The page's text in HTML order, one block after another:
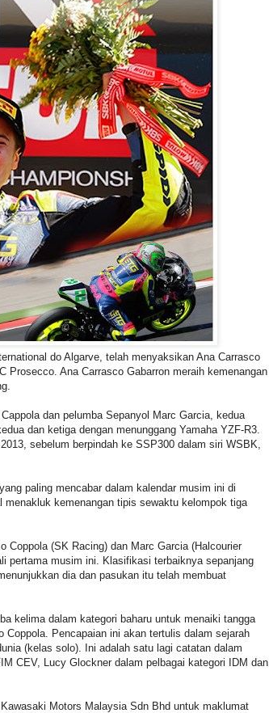
do Algarve, telah menyaksikan Ana Carrasco
Prosecco. Ana Carrasco Gabarron meraih kemenangan
dan pelumba Sepanyol Marc Garcia, kedua
dan ketiga dengan menunggang Yamaha YZF-R3.
sebelum berpindah ke SSP300 dalam siri WSBK,
paling mencabar dalam kalendar musim ini di
kemenangan tipis sewaktu kelompok tiga
Coppola (SK Racing) dan Marc Garcia (Halcourier
pertama musim ini. Klasifikasi terbaiknya sepanjang
dia dan pasukan itu telah membuat
kelima dalam kategori baharu untuk menaiki tangga
Pencapaian ini akan tertulis dalam sejarah
(kelas solo). Ini adalah satu lagi catatan dalam
CEV, Lucy Glockner dalam pelbagai kategori IDM dan
Motors Malaysia Sdn Bhd untuk maklumat